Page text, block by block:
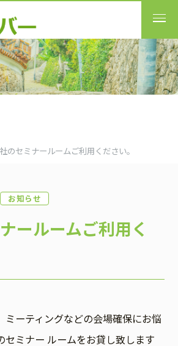
のセミナールームご利用ください。
ールームご利用く
お知らせ
ミーティングなどの会場確保にお悩
セミナー ルームをお貸し致します